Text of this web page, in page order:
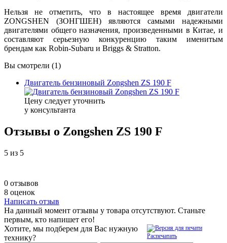
Нельзя не отметить, что в настоящее время двигатели
ZONGSHEN (ЗОНГШЕН) являются самыми надежными
двигателями общего назначения, произведенными в Китае, и
составляют серьезную конкуренцию таким именитым
брендам как Robin-Subaru и Briggs & Stratton.
Вы смотрели (1)
Двигатель бензиновый Zongshen ZS 190 F
Цену следует уточнить
у консультанта
Отзывы о Zongshen ZS 190 F
5 из 5
0 отзывов
8 оценок
Написать отзыв
На данный момент отзывы у товара отсутствуют. Станьте
первым, кто напишет его!
Распечатать
Хотите, мы подберем для Вас нужную
технику?